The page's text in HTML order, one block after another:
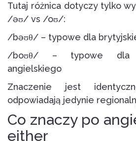
Tutaj różnica dotyczy tylko
/əʊ/ vs /oʊ/:
/bəʊθ/ – typowe dla
/boʊθ/ – typowe dla
angielskiego
Znaczenie jest
odpowiadają jedynie
Co znaczy po
either